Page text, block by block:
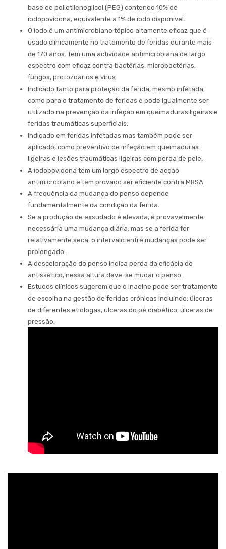
base de polietilenoglicol (PEG) contendo 10% de
iodopovidona, equivalente a 1% de iodo disponível.
O iodo é um antimicrobiano tópico altamente eficaz que é
usado clinicamente no tratamento de feridas durante mais
de 170 anos. Tem uma actividade antimicrobiana de largo
espectro com eficaz contra bactérias, microbactérias,
fungos, protozoários e vírus.
Indicado tanto para proteção da ferida, mesmo infetada,
como para o tratamento de feridas e pode igualmente ser
utilizado na prevenção da infeção em queimaduras ligeiras e
feridas traumáticas superficiais.
Indicado em feridas infetadas mas também pode ser
aplicado, como preventivo de infeção em queimaduras
ligeiras e lesões traumáticas ligeiras com perda de pele.
A iodopovidona tem um largo espectro de acção
antimicrobiano e tem provado ser eficiente contra MRSA.
A frequência da mudança do penso depende
fundamentalmente da condição da ferida.
Se a produção de exsudado é elevada, é provavelmente
necessária uma mudança diária; mas se a ferida for
relativamente seca, o intervalo entre mudanças pode ser
prolongado.
A descoloração do penso indica perda da eficácia do
antissético, nessa altura deve-se mudar o penso.
Estudos clínicos sugerem que o Inadine pode ser tratamento
de escolha na gestão de feridas crónicas incluindo: úlceras
de diferentes etiologas, ulceras do pé diabético; úlceras de
pressão.